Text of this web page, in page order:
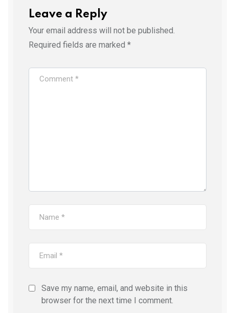
Leave a Reply
Your email address will not be published.
Required fields are marked *
Save my name, email, and website in this
browser for the next time I comment.